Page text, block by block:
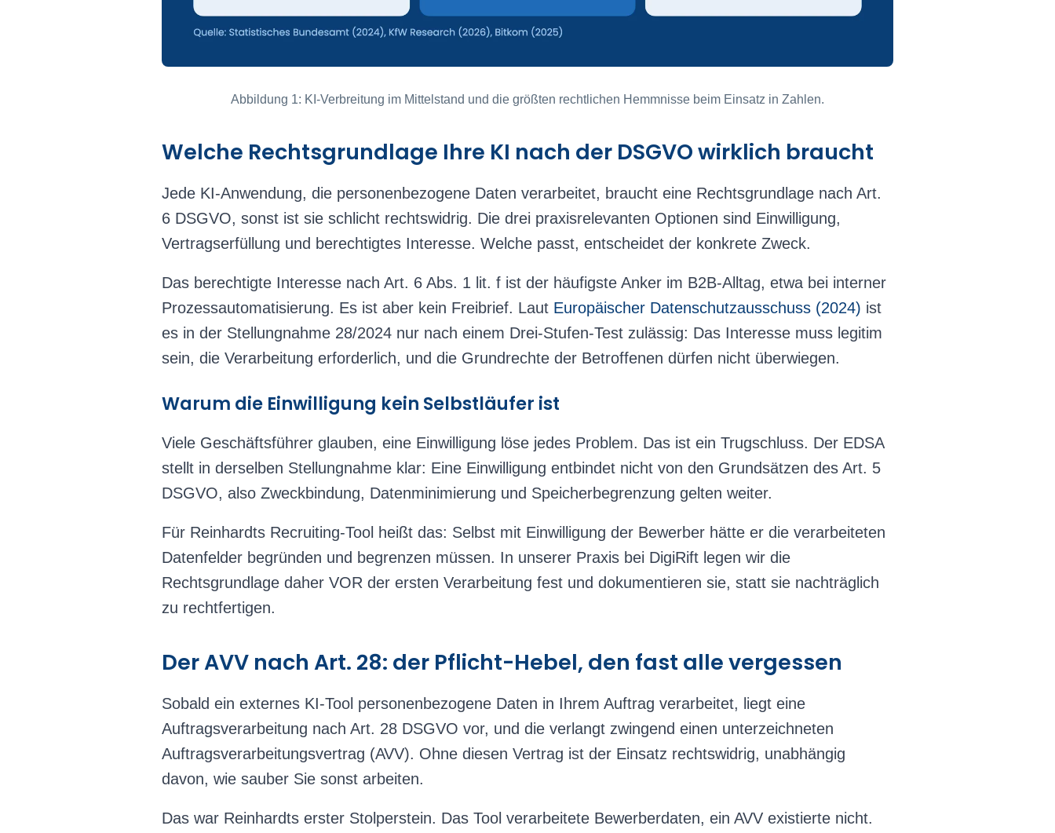
Abbildung 1: KI-Verbreitung im Mittelstand und die größten rechtlichen Hemmnisse beim Einsatz in Zahlen.
Welche Rechtsgrundlage Ihre KI nach der DSGVO wirklich braucht
Jede KI-Anwendung, die personenbezogene Daten verarbeitet, braucht eine Rechtsgrundlage nach Art.
6 DSGVO, sonst ist sie schlicht rechtswidrig. Die drei praxisrelevanten Optionen sind Einwilligung,
Vertragserfüllung und berechtigtes Interesse. Welche passt, entscheidet der konkrete Zweck.
Das berechtigte Interesse nach Art. 6 Abs. 1 lit. f ist der häufigste Anker im B2B-Alltag, etwa bei interner
Prozessautomatisierung. Es ist aber kein Freibrief. Laut Europäischer Datenschutzausschuss (2024) ist
es in der Stellungnahme 28/2024 nur nach einem Drei-Stufen-Test zulässig: Das Interesse muss legitim
sein, die Verarbeitung erforderlich, und die Grundrechte der Betroffenen dürfen nicht überwiegen.
Warum die Einwilligung kein Selbstläufer ist
Viele Geschäftsführer glauben, eine Einwilligung löse jedes Problem. Das ist ein Trugschluss. Der EDSA
stellt in derselben Stellungnahme klar: Eine Einwilligung entbindet nicht von den Grundsätzen des Art. 5
DSGVO, also Zweckbindung, Datenminimierung und Speicherbegrenzung gelten weiter.
Für Reinhardts Recruiting-Tool heißt das: Selbst mit Einwilligung der Bewerber hätte er die verarbeiteten
Datenfelder begründen und begrenzen müssen. In unserer Praxis bei DigiRift legen wir die
Rechtsgrundlage daher VOR der ersten Verarbeitung fest und dokumentieren sie, statt sie nachträglich
zu rechtfertigen.
Der AVV nach Art. 28: der Pflicht-Hebel, den fast alle vergessen
Sobald ein externes KI-Tool personenbezogene Daten in Ihrem Auftrag verarbeitet, liegt eine
Auftragsverarbeitung nach Art. 28 DSGVO vor, und die verlangt zwingend einen unterzeichneten
Auftragsverarbeitungsvertrag (AVV). Ohne diesen Vertrag ist der Einsatz rechtswidrig, unabhängig
davon, wie sauber Sie sonst arbeiten.
Das war Reinhardts erster Stolperstein. Das Tool verarbeitete Bewerberdaten, ein AVV existierte nicht.